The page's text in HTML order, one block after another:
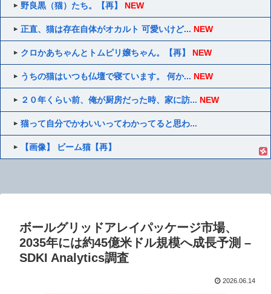
野良黒（猫）たち。【再】 NEW
正直、猫は存在自体がオカルト 可愛いけど... NEW
クロかあちゃんとトムピリ嬢ちゃん。【再】 NEW
うちの猫はいつも仏壇で寝ています。 何か... NEW
２０年くらい前、俺が厨房だった時、家に訪... NEW
猫って自分でかわいいってわかってると思わ...
【画像】 ビーム猫【再】
ボールグリッドアレイパッケージ市場、
2035年には約45億米ドル規模へ成長予測 –
SDKI Analytics調査
2026.06.14